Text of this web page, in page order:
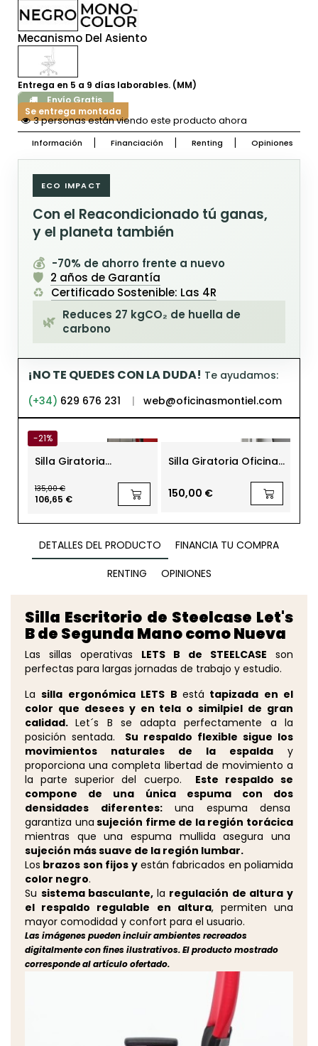
Mecanismo Del Asiento
Entrega en 5 a 9 días laborables. (MM)
Envío Gratis
Se entrega montada
3 personas están viendo este producto ahora
Información Financiación Renting Opiniones
ECO IMPACT
Con el Reacondicionado tú ganas,
y el planeta también
💰 -70% de ahorro frente a nuevo
🛡️ 2 años de Garantía
♻️ Certificado Sostenible: Las 4R
🌿 Reduces 27 kgCO₂ de huella de
carbono
¡NO TE QUEDES CON LA DUDA! Te ayudamos:
(+34) 629 676 231 | web@oficinasmontiel.com
-21%
Silla Giratoria
135,00 €
106,65 €
Silla Giratoria Oficina
150,00 €
DETALLES DEL PRODUCTO
FINANCIA TU COMPRA
RENTING
OPINIONES
Silla Escritorio de Steelcase Let's
B de Segunda Mano como Nueva
Las sillas operativas LETS B de STEELCASE son
perfectas para largas jornadas de trabajo y estudio.
Lasilla ergonómica LETS B está tapizada en el
color que desees y en tela o similpiel de gran
calidad.Let´s B se adapta perfectamente a la
posición sentada. Su respaldo flexible sigue los
movimientos naturales de la espalda y
proporciona una completa libertad de movimiento a
la parte superior del cuerpo.
Este respaldo se
compone de una única espuma con dos
densidades diferentes:una espuma densa
garantiza una sujeción firme de la región torácica
mientras que una espuma mullida asegura una
sujeción más suave de la región lumbar.
Los brazos son fijos yestán fabricados en poliamida
color negro.
Su sistema basculante, la regulación de altura y
el respaldo regulable en altura, permiten una
mayor comodidad y confort para el usuario.
Las imágenes pueden incluir ambientes recreados
digitalmente con fines ilustrativos. El producto mostrado
corresponde al artículo ofertado.